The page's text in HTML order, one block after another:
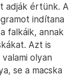
adják értünk. A
indítana
falkáik, annak
Azt is
olyan
se a macska